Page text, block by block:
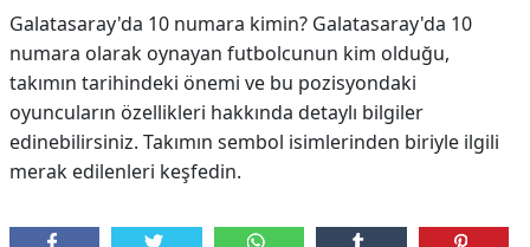
Galatasaray'da 10 numara kimin? Galatasaray'da 10
numara olarak oynayan futbolcunun kim olduğu,
takımın tarihindeki önemi ve bu pozisyondaki
oyuncuların özellikleri hakkında detaylı bilgiler
edinebilirsiniz. Takımın sembol isimlerinden biriyle ilgili
merak edilenleri keşfedin.